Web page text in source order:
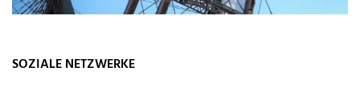
SOZIALE NETZWERKE